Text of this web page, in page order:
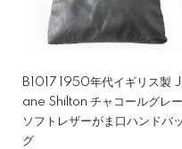
B1017 1950年代イギリス製 J
ane Shilton チャコールグレー
ソフトレザーがま口ハンドバッ
グ